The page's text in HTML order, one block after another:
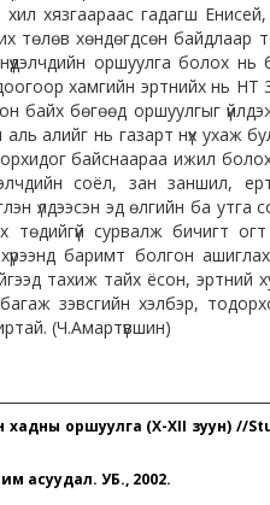
хязгаараас гадагш
төлөв хөндөгдсөн байдлаар
оршуулга болох
хамгийн эртнийх нь НТ
байх бөгөөд оршуулгыг
алийг нь газарт нүх ухаж
байснаараа ижил
соёл, зан заншил,
үлдээсэн эд өлгийн ба
сурвалж бичигт огт
баримт болгон
тахиж тайх ёсон, эртний
зэвсгийн хэлбэр,
(Ч.Амартүвшин)
оршуулга (X-XII зуун) //
асуудал. УБ., 2002.